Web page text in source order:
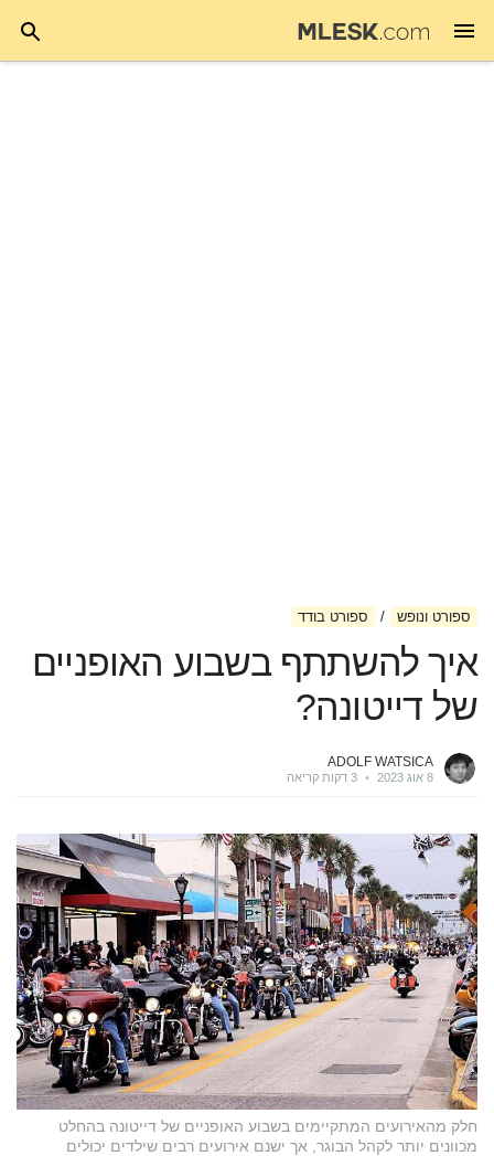
ספורט ונופש ספורט בודד
איך להשתתף בשבוע האופניים
של דייטונה?
ADOLF WATSICA
8 אוג 2023 •
חלק מהאירועים המתקיימים בשבוע האופניים של דייטונה בהחלט
מכוונים יותר לקהל הבוגר, אך ישנם אירועים רבים שילדים יכולים